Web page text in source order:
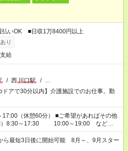
いOK ■日収1万8400円以上
り
給
/ 西川口駅 / …
ドアで30分以内】介護施設でのお仕事。勤
60分） ■ご希望があればその他
）8:30～17:30 10:00～19:00 など
わせたい」 「できれば残業はしたくない」
に沿ったお仕事をご紹介します！ ※Wワ
覧のお仕事で希望する勤務時間と、もう1つ
最短3日後に開始可能 8月～、9月スター